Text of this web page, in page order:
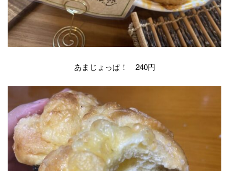
あまじょっぱ！ 240円